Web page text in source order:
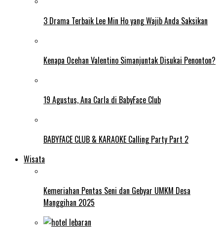
3 Drama Terbaik Lee Min Ho yang Wajib Anda Saksikan
Kenapa Ocehan Valentino Simanjuntak Disukai Penonton?
19 Agustus, Ana Carla di BabyFace Club
BABYFACE CLUB & KARAOKE Calling Party Part 2
Wisata
Kemeriahan Pentas Seni dan Gebyar UMKM Desa
Manggihan 2025